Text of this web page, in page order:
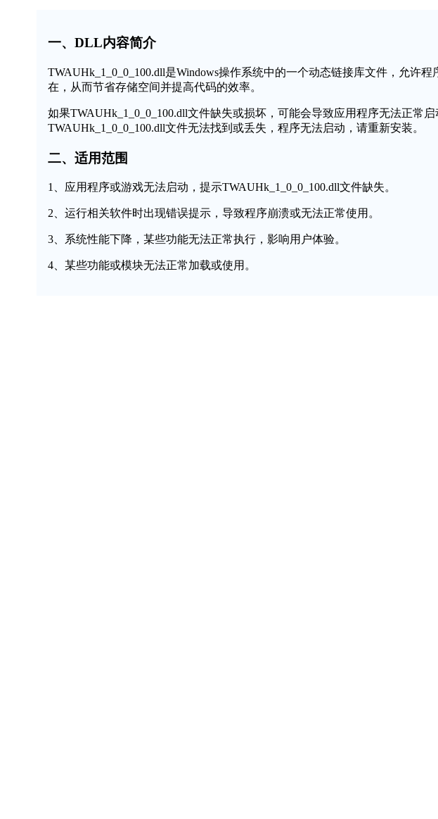
一、DLL内容简介
TWAUHk_1_0_0_100.dll是Windows操作系统中的一个动态链接库文件，允许
在，从而节省存储空间并提高代码的效率。
如果TWAUHk_1_0_0_100.dll文件缺失或损坏，可能会导致应用程序无法正常
TWAUHk_1_0_0_100.dll文件无法找到或丢失，程序无法启动，请重新安装。
二、适用范围
1、应用程序或游戏无法启动，提示TWAUHk_1_0_0_100.dll文件缺失。
2、运行相关软件时出现错误提示，导致程序崩溃或无法正常使用。
3、系统性能下降，某些功能无法正常执行，影响用户体验。
4、某些功能或模块无法正常加载或使用。